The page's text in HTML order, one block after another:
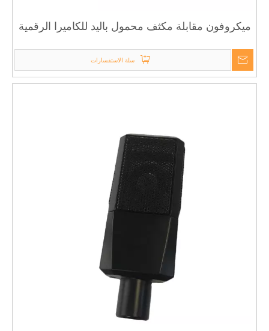
ميكروفون مقابلة مكثف محمول باليد للكاميرا الرقمية
سلة الاستفسارات